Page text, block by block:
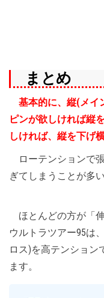
まとめ
基本的に、縦(メイ
ピンが欲しければ縦
しければ、縦を下げ
ローテンションで
ぎてしまうことが多
ほとんどの方が「
ウルトラツアー95は
ロス)を高テンション
ます。